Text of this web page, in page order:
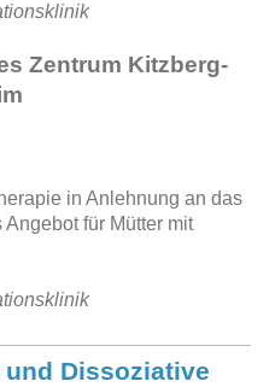
Zentrum Kitzberg-
in Anlehnung an das
für Mütter mit
und Dissoziative